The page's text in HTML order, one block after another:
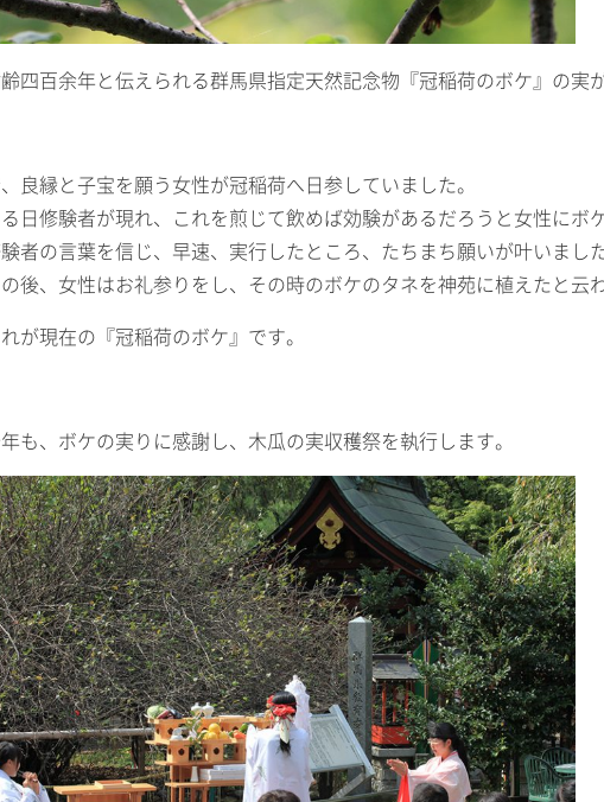
四百余年と伝えられる群馬県指定天然記念物『冠稲荷のボケ』の実
良縁と子宝を願う女性が冠稲荷へ日参していました。
日修験者が現れ、これを煎じて飲めば効験があるだろうと女性にボ
者の言葉を信じ、早速、実行したところ、たちまち願いが叶いました
後、女性はお礼参りをし、その時のボケのタネを神苑に植えたと云
が現在の『冠稲荷のボケ』です。
も、ボケの実りに感謝し、木瓜の実収穫祭を執行します。